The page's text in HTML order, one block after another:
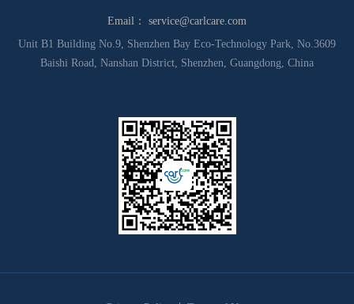
Email： service@carlcare.com
Unit B1 Building No.9, Shenzhen Bay Eco-Technology Park, No.3609
Baishi Road, Nanshan District, Shenzhen, Guangdong, China